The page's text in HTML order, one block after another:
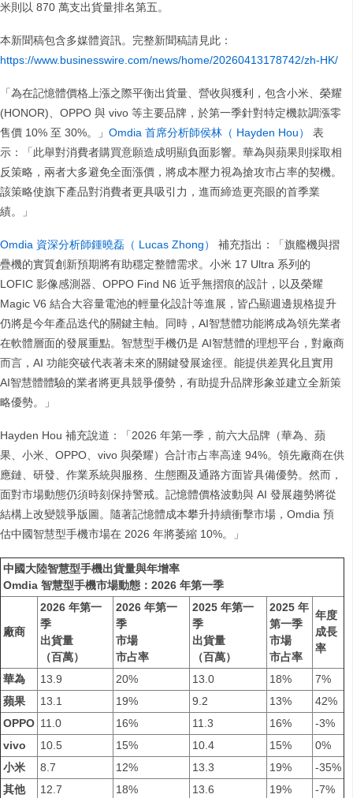
米則以 870 萬支出貨量排名第五。
本新聞稿包含多媒體資訊。完整新聞稿請見此：
https://www.businesswire.com/news/home/20260413178742/zh-HK/
「為在記憶體價格上漲之際平衡出貨量、營收與獲利，包含小米、榮耀
(HONOR)、OPPO 與 vivo 等主要品牌，於第一季針對特定機款調漲零
售價 10% 至 30%。」 Omdia 首席分析師侯林（ Hayden Hou）
表
示：「此舉對消費者購買意願造成明顯負面影響。華為與蘋果則採取相
反策略，兩者大多避免全面漲價，將成本壓力視為搶攻市占率的契機。
該策略使旗下產品對消費者更具吸引力，進而締造更亮眼的首季業
績。」
Omdia 資深分析師鍾曉磊（ Lucas Zhong）
補充指出：「旗艦機與摺
疊機的實質創新預期將有助穩定整體需求。小米 17 Ultra 系列的
LOFIC 影像感測器、OPPO Find N6 近乎無摺痕的設計，以及榮耀
Magic V6 結合大容量電池的輕量化設計等進展，皆凸顯週邊規格提升
仍將是今年產品迭代的關鍵主軸。同時，AI智慧體功能將成為領先業者
在軟體層面的發展重點。智慧型手機仍是 AI智慧體的理想平台，對廠商
而言，AI 功能突破代表著未來的關鍵發展途徑。能提供差異化且實用
AI智慧體體驗的業者將更具競爭優勢，有助提升品牌形象並建立全新策
略優勢。」
Hayden Hou 補充說道：「2026 年第一季，前六大品牌（華為、蘋
果、小米、OPPO、vivo 與榮耀）合計市占率高達 94%。領先廠商在供
應鏈、研發、作業系統與服務、生態圈及通路方面皆具備優勢。然而，
面對市場動態仍須時刻保持警戒。記憶體價格波動與 AI 發展趨勢將從
結構上改變競爭版圖。隨著記憶體成本攀升持續衝擊市場，Omdia 預
估中國智慧型手機市場在 2026 年將萎縮 10%。」
中國大陸智慧型手機出貨量與年增率
Omdia 智慧型手機市場動態：2026 年第一季
廠商
2026 年第一
季
出貨量
（百萬）
2026 年第一
季
市場
市占率
2025 年第一
季
出貨量
（百萬）
2025 年
第一季
市場
市占率
年度
成長
率
華為 13.9 20% 13.0 18%
7%
蘋果
13.1 19% 9.2 13%
42%
OPPO 11.0 16% 11.3 16%
-3%
vivo
10.5 15% 10.4 15%
0%
小米
8.7 12% 13.3 19%
-35%
其他
12.7 18% 13.6 19%
-7%